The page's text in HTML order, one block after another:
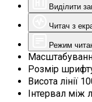
Виділити
Читач з
Режим
Розмір
Висота лінії
Інтервал між